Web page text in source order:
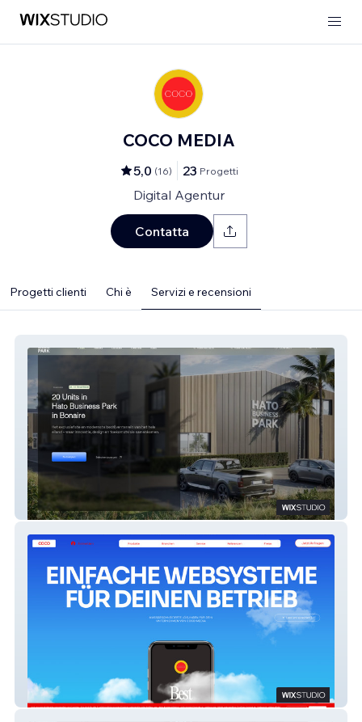
COCO MEDIA
5,0 (16) 23 Progetti
Digital Agentur
Contatta
Progetti clienti Chi è Servizi e recensioni
Hato Business Park
COCO MEDIA